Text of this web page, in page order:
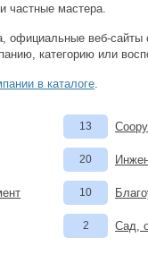
частные мастера.
веб-сайты
категорию или
в каталоге.
13
20
10
2 Сад,